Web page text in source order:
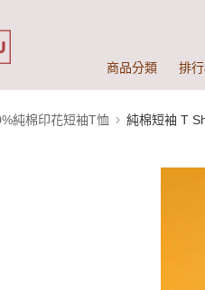
商品分類 排
純棉印花短袖T恤 純棉短袖 T